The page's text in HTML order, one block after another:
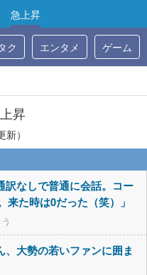
急上昇
ク エンタメ ゲーム
昇
）
訳なしで普通に会話。コー
た時は0だった（笑）」
、大勢の若いファンに囲ま